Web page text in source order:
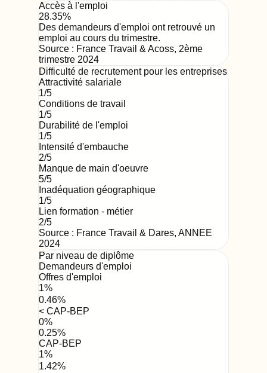
Accès à l'emploi
28.35%
Des demandeurs d'emploi ont retrouvé un
emploi au cours du trimestre.
Source : France Travail & Acoss, 2ème
trimestre 2024
Difficulté de recrutement pour les entreprises
Attractivité salariale
1/5
Conditions de travail
1/5
Durabilité de l'emploi
1/5
Intensité d'embauche
2/5
Manque de main d'oeuvre
5/5
Inadéquation géographique
1/5
Lien formation - métier
2/5
Source : France Travail & Dares, ANNEE
2024
Par niveau de diplôme
Demandeurs d'emploi
Offres d'emploi
1%
0.46%
< CAP-BEP
0%
0.25%
CAP-BEP
1%
1.42%